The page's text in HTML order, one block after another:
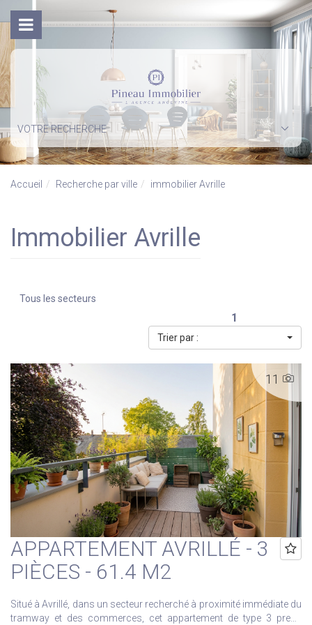
VOTRE RECHERCHE
Accueil Recherche par ville immobilier Avrille
immobilier Avrille
Tous les secteurs
1
Trier par :
11
APPARTEMENT AVRILLÉ - 3
PIÈCES - 61.4 M2
Situé à Avrillé, dans un secteur recherché à proximité immédiate du
tramway et des commerces, cet appartement de type 3 prend